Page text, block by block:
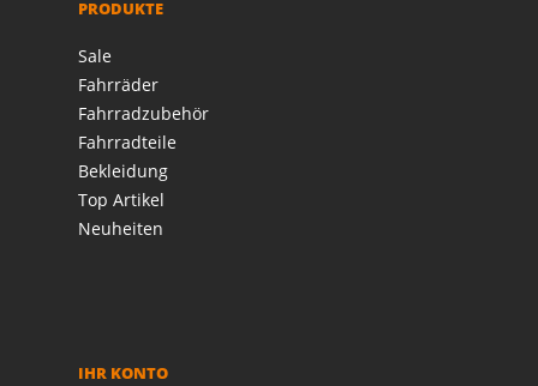
PRODUKTE
Sale
Fahrräder
Fahrradzubehör
Fahrradteile
Bekleidung
Top Artikel
Neuheiten
IHR KONTO